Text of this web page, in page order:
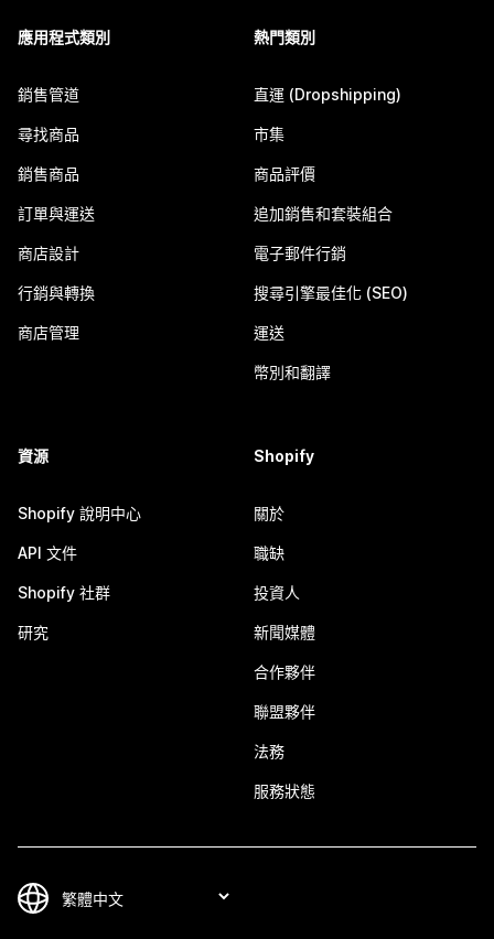
應用程式類別
銷售管道
尋找商品
銷售商品
訂單與運送
商店設計
行銷與轉換
商店管理
熱門類別
直運 (Dropshipping)
市集
商品評價
追加銷售和套裝組合
電子郵件行銷
搜尋引擎最佳化 (SEO)
運送
幣別和翻譯
資源
Shopify 說明中心
API 文件
Shopify 社群
研究
Shopify
關於
職缺
投資人
新聞媒體
合作夥伴
聯盟夥伴
法務
服務狀態